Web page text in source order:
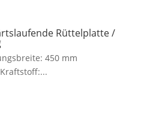
Rüttelplatte /
450 mm